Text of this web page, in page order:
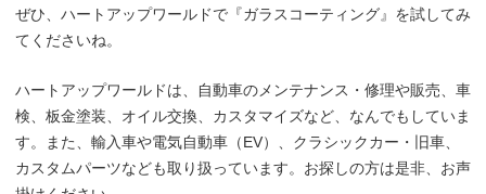
ぜひ、ハートアップワールドで『ガラスコーティング』を試してみ
てくださいね。
ハートアップワールドは、自動車のメンテナンス・修理や販売、車
検、板金塗装、オイル交換、カスタマイズなど、なんでもしていま
す。また、輸入車や電気自動車（EV）、クラシックカー・旧車、
カスタムパーツなども取り扱っています。お探しの方は是非、お声